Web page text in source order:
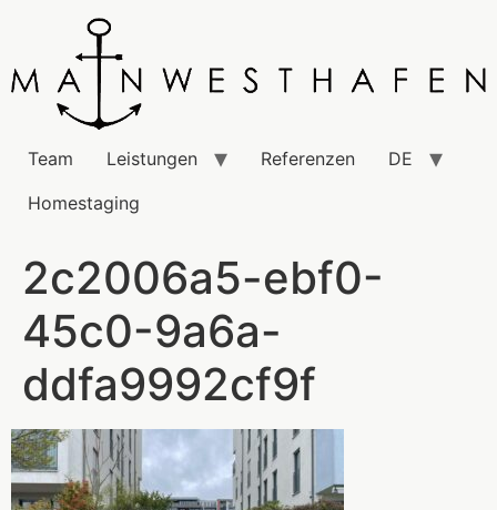
Team Leistungen Referenzen
DE
Homestaging
2c2006a5-ebf0-
45c0-9a6a-
ddfa9992cf9f